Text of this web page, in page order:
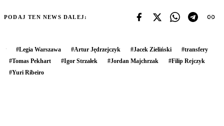
PODAJ TEN NEWS DALEJ:
#Legia Warszawa #Artur Jędrzejczyk #Jacek Zieliński #transfery
#Tomas Pekhart #Igor Strzałek #Jordan Majchrzak #Filip Rejczyk
#Yuri Ribeiro